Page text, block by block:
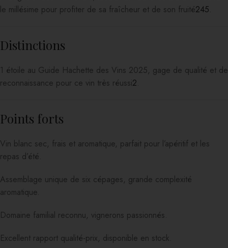
le millésime pour profiter de sa fraîcheur et de son fruité245.
Distinctions
1 étoile au Guide Hachette des Vins 2025, gage de qualité et de
reconnaissance pour ce vin très réussi2.
Points forts
Vin blanc sec, frais et aromatique, parfait pour l’apéritif et les
repas d’été.
Assemblage unique de six cépages, grande complexité
aromatique.
Domaine familial reconnu, vignerons passionnés.
Excellent rapport qualité-prix, disponible en stock.